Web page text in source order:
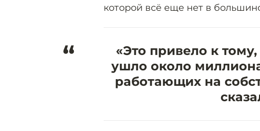
которой всё еще нет в
“
«Это привело к тому,
ушло около
работающих на